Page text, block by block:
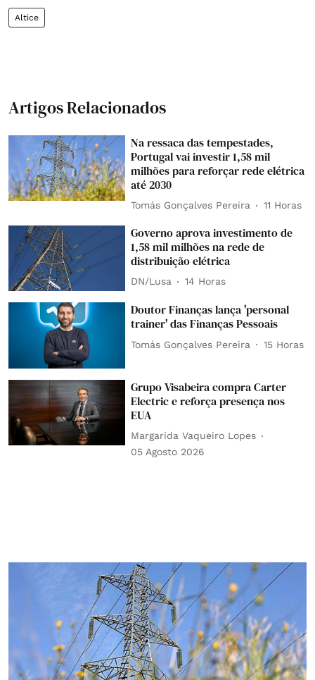
Altice
Artigos Relacionados
Na ressaca das tempestades,
Portugal vai investir 1,58 mil
milhões para reforçar rede elétrica
até 2030
Tomás Gonçalves Pereira 11 Horas
Governo aprova investimento de
1,58 mil milhões na rede de
distribuição elétrica
DN/Lusa 14 Horas
Doutor Finanças lança 'personal
trainer' das Finanças Pessoais
Tomás Gonçalves Pereira 15 Horas
Grupo Visabeira compra Carter
Electric e reforça presença nos
EUA
Margarida Vaqueiro Lopes
05 Agosto 2026